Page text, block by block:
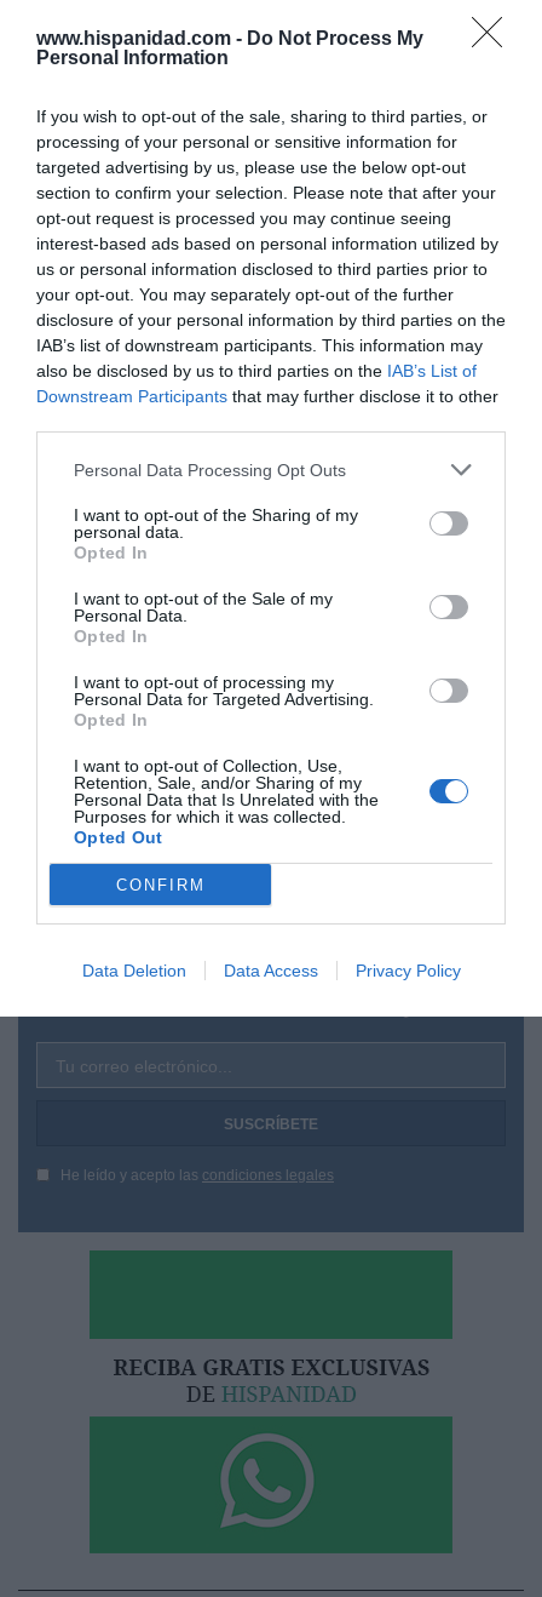
www.hispanidad.com - Do Not Process My
Personal Information
If you wish to opt-out of the sale, sharing to third parties, or
processing of your personal or sensitive information for
targeted advertising by us, please use the below opt-out
section to confirm your selection. Please note that after your
opt-out request is processed you may continue seeing
interest-based ads based on personal information utilized by
us or personal information disclosed to third parties prior to
your opt-out. You may separately opt-out of the further
disclosure of your personal information by third parties on the
IAB’s list of downstream participants. This information may
also be disclosed by us to third parties on the IAB’s List of
Downstream Participants that may further disclose it to other
Personal Data Processing Opt Outs
I want to opt-out of the Sharing of my
personal data.
Opted In
I want to opt-out of the Sale of my
Personal Data.
Opted In
I want to opt-out of processing my
Personal Data for Targeted Advertising.
Opted In
I want to opt-out of Collection, Use,
Retention, Sale, and/or Sharing of my
Personal Data that Is Unrelated with the
Purposes for which it was collected.
Opted Out
CONFIRM
Data Deletion Data Access Privacy Policy
todos? Que ante una ley liberticida, un
verdadero broche final a la libertad y a la
de Hispanidad, nuevamente censurada por el
secretario de Estado,Miguel Ángel Oliver ) se
dividieron en dos: los que pretendían apuntalar el
proyecto de ley -le parecía escaso- y los que se
mostraron ‘objetivos’ sobre el mismo. O sea, dos
grupos: los que piensan que la ley se queda corta y
los pasotas.
Si semejante ataque a la libertad religiosa es
recibido sin crítica, con aplausos o con silencios, es
que algo muy perverso está ocurriendo en la
sociedad española.
cristófoba. Sólo los católicos coherentes la sufrirán.
La mayoría simplemente pasará de ella como pasa
soporta mal el paso de tiempo: es tan eficaz frente a
la aberración como pasajero en sus efectos. Al final,
una ley cristófoba acaba por ser una ley
guerracivilista.
callada? Porque el silencio de hoy será peligroso
mañana.
Suscríbete a nuestro newsletter y recibe cada dia
Tu correo electrónico...
He leído y acepto las condiciones legales